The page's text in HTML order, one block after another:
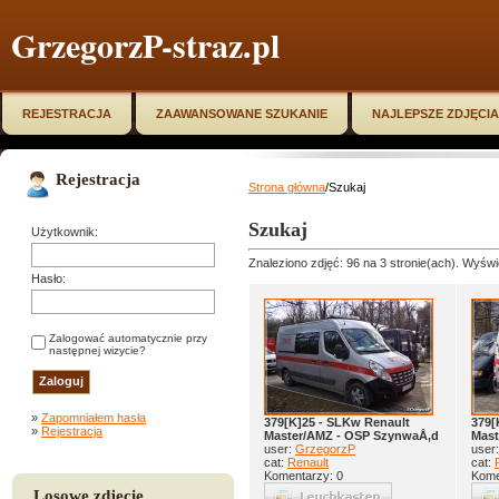
GrzegorzP-straz.pl
REJESTRACJA ZAAWANSOWANE SZUKANIE NAJLEPSZE ZDJĘCIA
Rejestracja
Użytkownik:
Hasło:
Zalogować automatycznie przy
następnej wizycie?
» Zapomniałem hasła
» Rejestracja
Strona główna/Szukaj
Szukaj
Znaleziono zdjęć: 96 na 3 stronie(ach).
379[K]25 - SLKw Renault
Master/AMZ - OSP SzynwaÅ‚d
user: GrzegorzP
cat: Renault
Komentarzy: 0
cat: